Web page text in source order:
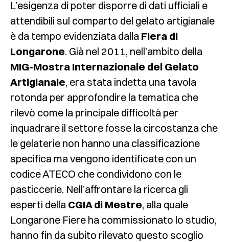
L’esigenza di poter disporre di dati ufficiali e
attendibili sul comparto del gelato artigianale
è da tempo evidenziata dalla Fiera di
Longarone. Già nel 2011, nell’ambito della
MIG-Mostra Internazionale del Gelato
Artigianale, era stata indetta una tavola
rotonda per approfondire la tematica che
rilevò come la principale difficoltà per
inquadrare il settore fosse la circostanza che
le gelaterie non hanno una classificazione
specifica ma vengono identificate con un
codice ATECO che condividono con le
pasticcerie. Nell’affrontare la ricerca gli
esperti della CGIA di Mestre, alla quale
Longarone Fiere ha commissionato lo studio,
hanno fin da subito rilevato questo scoglio